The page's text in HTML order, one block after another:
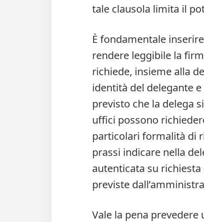
tale clausola limita il
È fondamentale
rendere leggibile la
richiede, insieme alla
identità del delegante
previsto che la delega
uffici possono
particolari formalità di
prassi indicare nella
autenticata su
previste
Vale la pena